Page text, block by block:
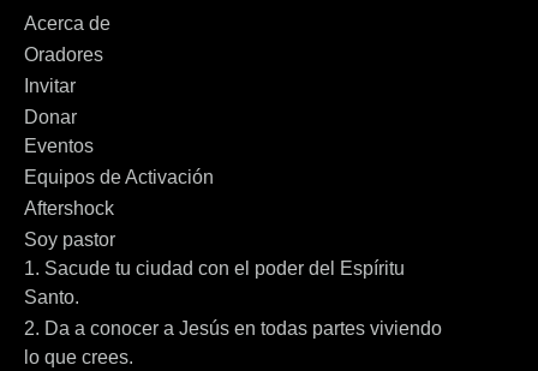
Acerca de
Oradores
Invitar
Donar
Eventos
Equipos de Activación
Aftershock
Soy pastor
1. Sacude tu ciudad con el poder del Espíritu
Santo.
2. Da a conocer a Jesús en todas partes viviendo
lo que crees.